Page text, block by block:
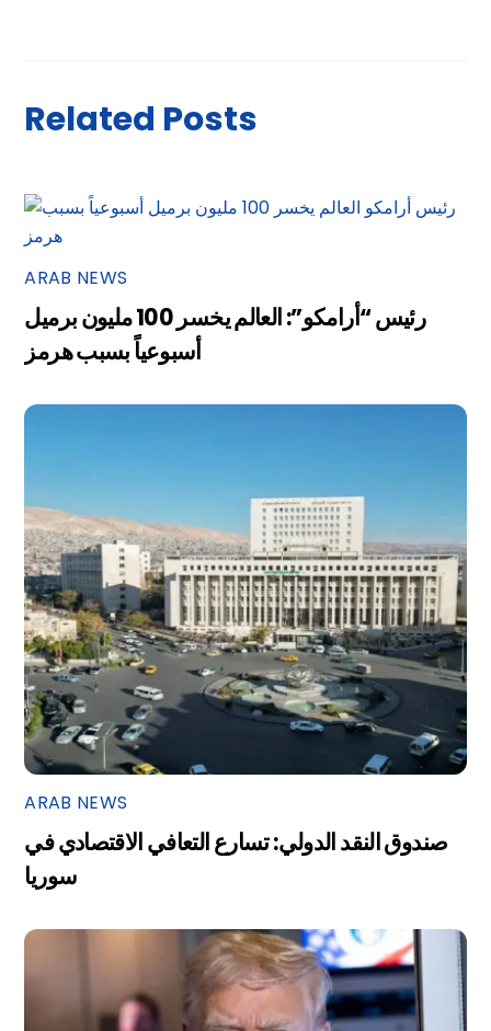
Related Posts
ARAB NEWS
رئيس “أرامكو”: العالم يخسر 100 مليون برميل
أسبوعياً بسبب هرمز
ARAB NEWS
صندوق النقد الدولي: تسارع التعافي الاقتصادي في
سوريا